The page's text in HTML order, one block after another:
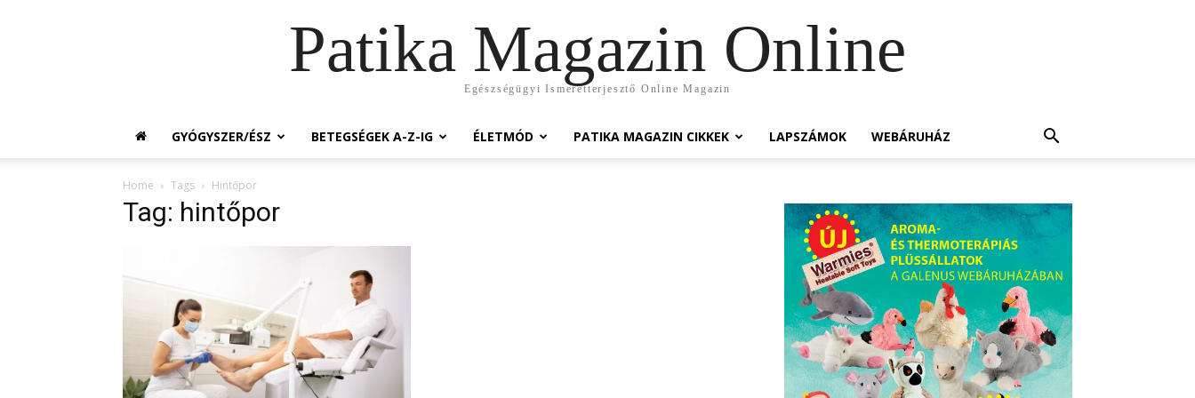
Patika Magazin Online
Egészségügyi Ismeretterjesztő Online Magazin
GYÓGYSZER/ÉSZ BETEGSÉGEK A-Z-IG ÉLETMÓD PATIKA MAGAZIN CIKKEK LAPSZÁMOK WEBÁRUHÁZ
Home Tags Hintőpor
Tag: hintőpor